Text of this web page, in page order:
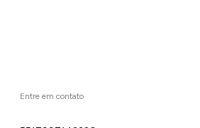
Entre em contato